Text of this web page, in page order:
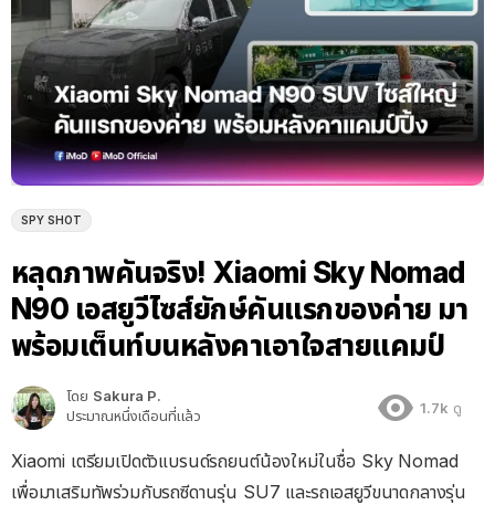
SPY SHOT
หลุดภาพคันจริง! Xiaomi Sky Nomad
N90 เอสยูวีไซส์ยักษ์คันแรกของค่าย มา
พร้อมเต็นท์บนหลังคาเอาใจสายแคมป์
โดย Sakura P.
ประมาณหนึ่งเดือนที่แล้ว
1.7k ดู
Xiaomi เตรียมเปิดตัวแบรนด์รถยนต์น้องใหม่ในชื่อ Sky Nomad
เพื่อมาเสริมทัพร่วมกับรถซีดานรุ่น SU7 และรถเอสยูวีขนาดกลางรุ่น